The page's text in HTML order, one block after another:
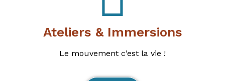
Ateliers & Immersions
Le mouvement c’est la vie !